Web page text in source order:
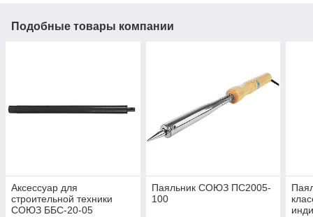
Подобные товары компании
Аксессуар для
строительной техники
СОЮЗ ББС-20-05
Паяльник СОЮЗ ПС2005-
100